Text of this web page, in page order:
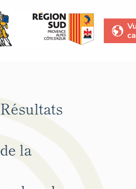
Résultats
de la